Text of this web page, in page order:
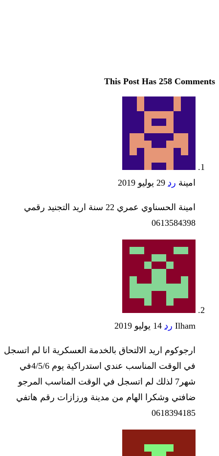
This Post Has 258 Comments
امينة رد 29 يوليو 2019
امينة الحسناوي عمري 22 سنة اريد التجنيد رقمي
0613584398
Ilham رد 14 يوليو 2019
ارجوكوم اريد الالتحاق بالخدمة العسكرية انا لم اتسجل
في الوقت المناسب عندي استدراكية يوم 4/5/6في
شهر7 لذلك لم اتسجل في الوقت المناسب المرجو
ضافتي وشكرا الهام من مدينة ورزازات رقم هاتفي
0618394185